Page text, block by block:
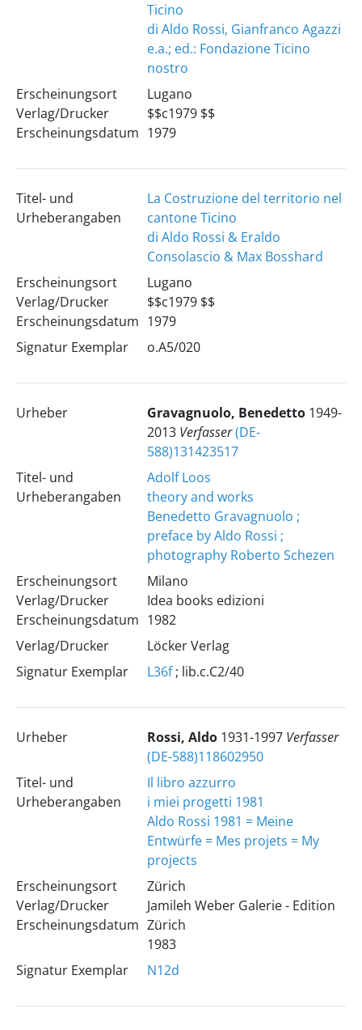
Ticino
di Aldo Rossi, Gianfranco Agazzi
e.a.; ed.: Fondazione Ticino
nostro
Erscheinungsort
Verlag/Drucker
Erscheinungsdatum
Lugano
$$c1979 $$
1979
Titel- und
Urheberangaben
La Costruzione del territorio nel
cantone Ticino
di Aldo Rossi & Eraldo
Consolascio & Max Bosshard
Erscheinungsort
Verlag/Drucker
Erscheinungsdatum
Lugano
$$c1979 $$
1979
Signatur Exemplar
o.A5/020
Urheber Gravagnuolo, Benedetto 1949-
2013 Verfasser(DE-
588)131423517
Titel- und
Urheberangaben
Adolf Loos
theory and works
Benedetto Gravagnuolo ;
preface by Aldo Rossi ;
photography Roberto Schezen
Erscheinungsort
Verlag/Drucker
Erscheinungsdatum
Milano
Idea books edizioni
1982
Verlag/Drucker
Löcker Verlag
Signatur Exemplar
L36f; lib.c.C2/40
Urheber Rossi, Aldo 1931-1997 Verfasser
(DE-588)118602950
Titel- und
Urheberangaben
Il libro azzurro
i miei progetti 1981
Aldo Rossi 1981 = Meine
Entwürfe = Mes projets = My
projects
Erscheinungsort
Verlag/Drucker
Erscheinungsdatum
Zürich
Jamileh Weber Galerie - Edition
Zürich
1983
Signatur Exemplar
N12d